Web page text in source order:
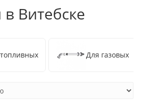
Витебске
Для газовых